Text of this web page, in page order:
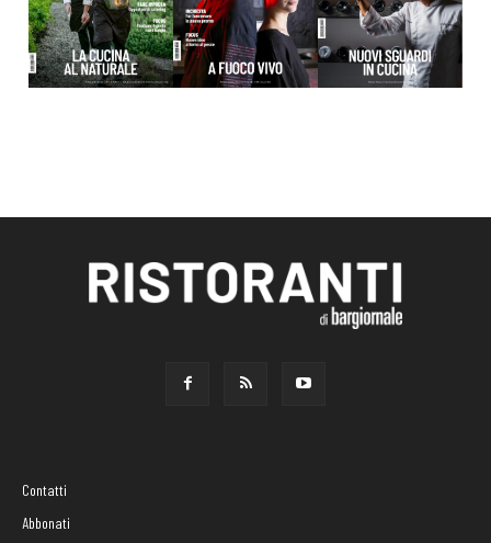
Contatti
Abbonati